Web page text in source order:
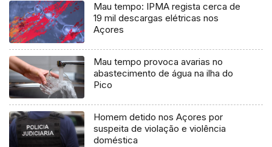
Mau tempo: IPMA regista cerca de
19 mil descargas elétricas nos
Açores
Mau tempo provoca avarias no
abastecimento de água na ilha do
Pico
Homem detido nos Açores por
suspeita de violação e violência
doméstica